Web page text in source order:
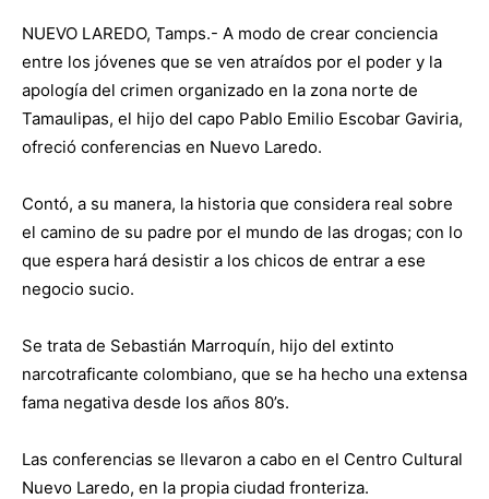
NUEVO LAREDO, Tamps.- A modo de crear conciencia
entre los jóvenes que se ven atraídos por el poder y la
apología del crimen organizado en la zona norte de
Tamaulipas, el hijo del capo Pablo Emilio Escobar Gaviria,
ofreció conferencias en Nuevo Laredo.
Contó, a su manera, la historia que considera real sobre
el camino de su padre por el mundo de las drogas; con lo
que espera hará desistir a los chicos de entrar a ese
negocio sucio.
Se trata de Sebastián Marroquín, hijo del extinto
narcotraficante colombiano, que se ha hecho una extensa
fama negativa desde los años 80’s.
Las conferencias se llevaron a cabo en el Centro Cultural
Nuevo Laredo, en la propia ciudad fronteriza.